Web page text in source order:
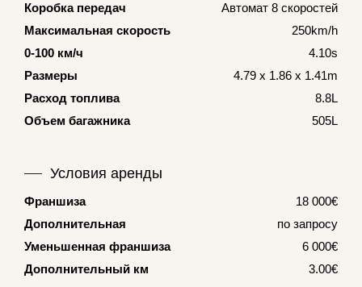
Коробка передач
Автомат 8 скоростей
Максимальная скорость
250km/h
0-100 км/ч
4.10s
Размеры
4.79 x 1.86 x 1.41m
Расход топлива
8.8L
Объем багажника
505L
Условия аренды
Франшиза
18 000€
Дополнительная
по запросу
Уменьшенная франшиза
6 000€
Дополнительный км
3.00€